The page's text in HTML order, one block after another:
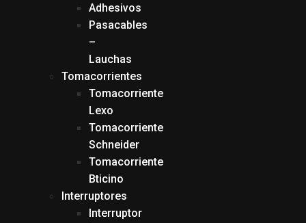
Adhesivos
Pasacables
–
Lauchas
Tomacorrientes
Tomacorriente
Lexo
Tomacorriente
Schneider
Tomacorriente
Bticino
Interruptores
Interruptor